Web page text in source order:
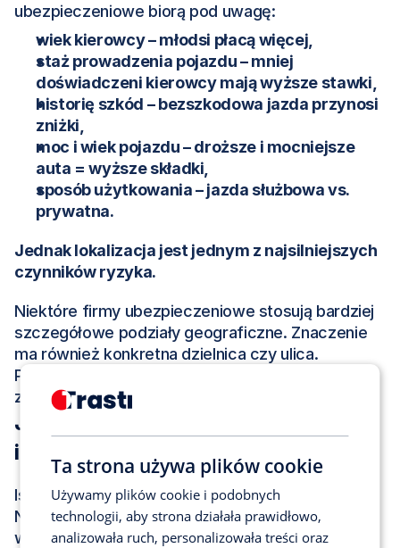
ubezpieczeniowe biorą pod uwagę:
wiek kierowcy – młodsi płacą więcej,
staż prowadzenia pojazdu – mniej
doświadczeni kierowcy mają wyższe stawki,
historię szkód – bezszkodowa jazda przynosi
zniżki,
moc i wiek pojazdu – droższe i mocniejsze
auta = wyższe składki,
sposób użytkowania – jazda służbowa vs.
prywatna.
Jednak lokalizacja jest jednym z najsilniejszych
czynników ryzyka.
Niektóre firmy ubezpieczeniowe stosują bardziej
szczegółowe podziały geograficzne. Znaczenie
ma również konkretna dzielnica czy ulica.
Parkowanie w garażu podziemnym czy na
zamkniętym osiedlu może obniżyć składkę AC.
Jak obniżyć koszty ubezpieczenia OC
i AC samochodu w dużym mieście?
Istnieją sposoby na zmniejszenie kosztów polisy.
Nawet w dużym mieście. Oto kilka praktycznych
wskazówek:
Ta strona używa plików cookie
Używamy plików cookie i podobnych
technologii, aby strona działała prawidłowo,
analizowała ruch, personalizowała treści oraz